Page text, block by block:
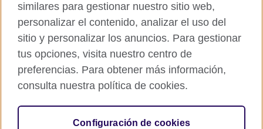
Políticas de privacidad y condiciones de uso
Accesibilidad
Cookies
Mapa del sitio
© 2026 British Council
The United Kingdom’s international organisation for cultural
similares para gestionar nuestro sitio web,
personalizar el contenido, analizar el uso del
sitio y personalizar los anuncios. Para gestionar
tus opciones, visita nuestro centro de
preferencias. Para obtener más información,
consulta nuestra política de cookies.
Configuración de cookies